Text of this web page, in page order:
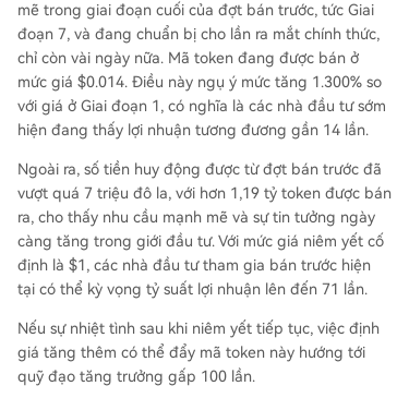
mẽ trong giai đoạn cuối của đợt bán trước, tức Giai
đoạn 7, và đang chuẩn bị cho lần ra mắt chính thức,
chỉ còn vài ngày nữa. Mã token đang được bán ở
mức giá $0.014. Điều này ngụ ý mức tăng 1.300% so
với giá ở Giai đoạn 1, có nghĩa là các nhà đầu tư sớm
hiện đang thấy lợi nhuận tương đương gần 14 lần.
Ngoài ra, số tiền huy động được từ đợt bán trước đã
vượt quá 7 triệu đô la, với hơn 1,19 tỷ token được bán
ra, cho thấy nhu cầu mạnh mẽ và sự tin tưởng ngày
càng tăng trong giới đầu tư. Với mức giá niêm yết cố
định là $1, các nhà đầu tư tham gia bán trước hiện
tại có thể kỳ vọng tỷ suất lợi nhuận lên đến 71 lần.
Nếu sự nhiệt tình sau khi niêm yết tiếp tục, việc định
giá tăng thêm có thể đẩy mã token này hướng tới
quỹ đạo tăng trưởng gấp 100 lần.